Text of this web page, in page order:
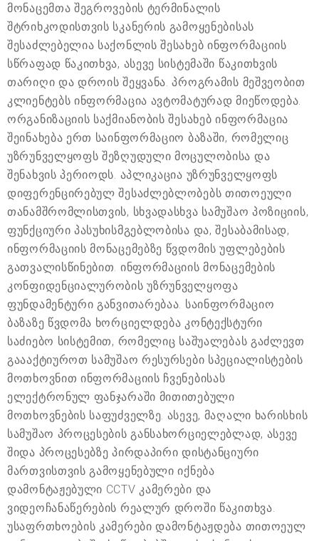
მონაცემთა შეგროვების ტერმინალის
შტრიხკოდისთვის სკანერის გამოყენებისას
შესაძლებელია საქონლის შესახებ ინფორმაციის
სწრაფად წაკითხვა, ასევე სისტემაში წაკითხვის
თარიღი და დროის შეყვანა. პროგრამის მეშვეობით
კლიენტებს ინფორმაცია ავტომატურად მიეწოდება.
ორგანიზაციის საქმიანობის შესახებ ინფორმაცია
შეინახება ერთ საინფორმაციო ბაზაში, რომელიც
უზრუნველყოფს შეზღუდული მოცულობისა და
შენახვის პერიოდს. აპლიკაცია უზრუნველყოფს
დიფერენცირებულ შესაძლებლობებს თითოეული
თანამშრომლისთვის, სხვადასხვა სამუშაო პოზიციის,
ფუნქციური პასუხისმგებლობისა და, შესაბამისად,
ინფორმაციის მონაცემებზე წვდომის უფლებების
გათვალისწინებით. ინფორმაციის მონაცემების
კონფიდენციალურობის უზრუნველყოფა
ფუნდამენტური განვითარებაა. საინფორმაციო
ბაზაზე წვდომა ხორციელდება კონტექსტური
საძიებო სისტემით, რომელიც საშუალებას გაძლევთ
გაააქტიუროთ სამუშაო რესურსები სპეციალისტების
მოთხოვნით ინფორმაციის ჩვენებისას
ელექტრონულ ფანჯარაში მითითებული
მოთხოვნების საფუძველზე. ასევე, მაღალი ხარისხის
სამუშაო პროცესების განსახორციელებლად, ასევე
შიდა პროცესებზე პირდაპირი დისტანციური
მართვისთვის გამოყენებული იქნება
დამონტაჟებული CCTV კამერები და
ვიდეოჩანაწერების რეალურ დროში წაკითხვა.
უსაფრთხოების კამერები დამონტაჟდება თითოეულ